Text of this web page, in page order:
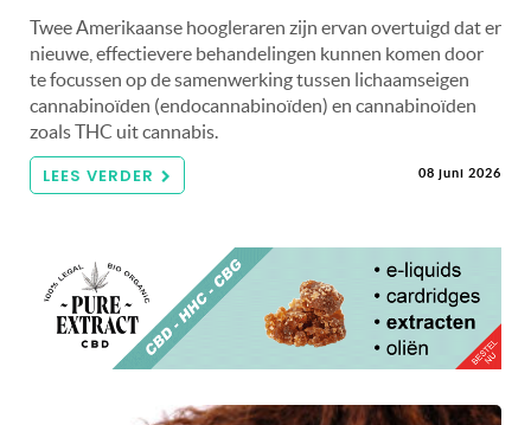
Twee Amerikaanse hoogleraren zijn ervan overtuigd dat er
nieuwe, effectievere behandelingen kunnen komen door
te focussen op de samenwerking tussen lichaamseigen
cannabinoïden (endocannabinoïden) en cannabinoïden
zoals THC uit cannabis.
LEES VERDER 08 juni 2026